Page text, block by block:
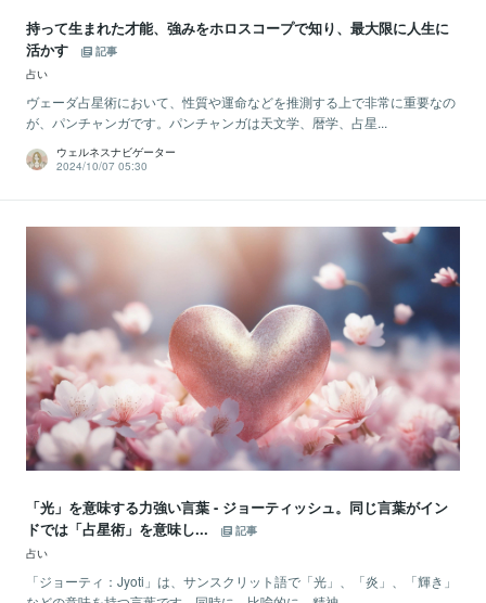
持って生まれた才能、強みをホロスコープで知り、最大限に人生に
活かす
記事
占い
ヴェーダ占星術において、性質や運命などを推測する上で非常に重要なの
が、パンチャンガです。パンチャンガは天文学、暦学、占星...
ウェルネスナビゲーター
2024/10/07 05:30
「光」を意味する力強い言葉 - ジョーティッシュ。同じ言葉がイン
ドでは「占星術」を意味し...
記事
占い
「ジョーティ：Jyoti」は、サンスクリット語で「光」、「炎」、「輝き」